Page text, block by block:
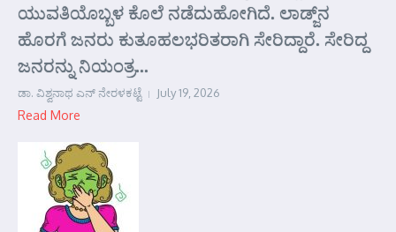
ಯುವತಿಯೊಬ್ಬಳ ಕೊಲೆ ನಡೆದುಹೋಗಿದೆ. ಲಾಡ್ಜ್‌ನ
ಹೊರಗೆ ಜನರು ಕುತೂಹಲಭರಿತರಾಗಿ ಸೇರಿದ್ದಾರೆ. ಸೇರಿದ್ದ
ಜನರನ್ನು ನಿಯಂತ್ರ...
ಡಾ. ವಿಶ್ವನಾಥ ಎನ್ ನೇರಳಕಟ್ಟೆ July 19, 2026
Read More